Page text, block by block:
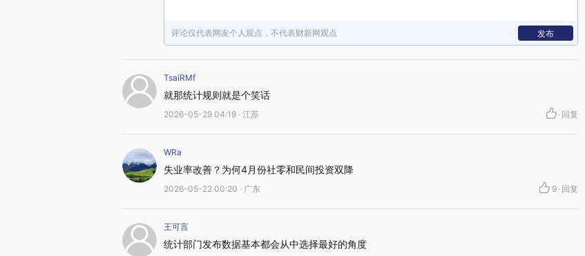
评论仅代表网友个人观点，不代表财新网观点 发布
TsaiRMf
就那统计规则就是个笑话
2026-05-29 04:19 · 江苏 · 回复
WRa
失业率改善？为何4月份社零和民间投资双降
2026-05-22 00:20 · 广东 9 · 回复
王可言
统计部门发布数据基本都会从中选择最好的角度